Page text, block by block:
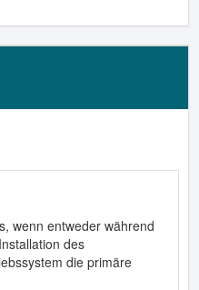
wenn entweder während
des
die primäre